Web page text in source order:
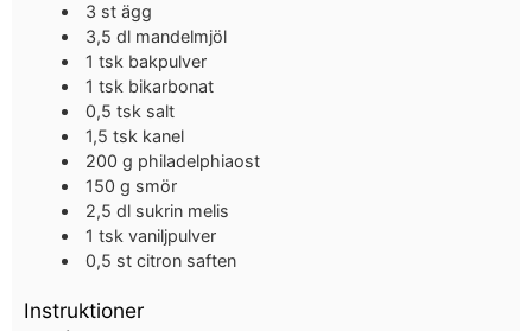
3 st ägg
3,5 dl mandelmjöl
1 tsk bakpulver
1 tsk bikarbonat
0,5 tsk salt
1,5 tsk kanel
200 g philadelphiaost
150 g smör
2,5 dl sukrin melis
1 tsk vaniljpulver
0,5 st citron saften
Instruktioner